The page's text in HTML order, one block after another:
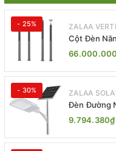
- 25% ZALAA
Cột Đèn
ZSR-YYDS-
- 30% ZALAA
Đèn Đường
Khiển MPPT
9.794.380₫